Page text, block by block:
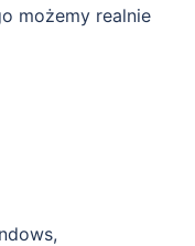
możemy realnie